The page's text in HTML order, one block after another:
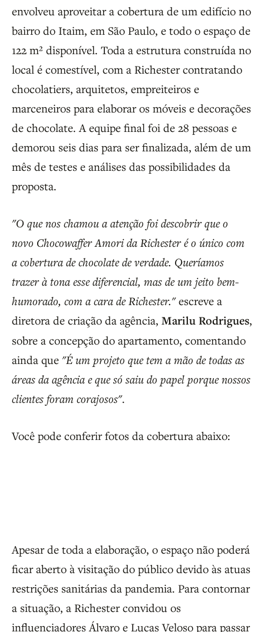
envolveu aproveitar a cobertura de um edifício no
bairro do Itaim, em São Paulo, e todo o espaço de
122 m² disponível. Toda a estrutura construída no
local é comestível, com a Richester contratando
chocolatiers, arquitetos, empreiteiros e
marceneiros para elaborar os móveis e decorações
de chocolate. A equipe final foi de 28 pessoas e
demorou seis dias para ser finalizada, além de um
mês de testes e análises das possibilidades da
proposta.
"O que nos chamou a atenção foi descobrir que o
novo Chocowaffer Amori da Richester é o único com
a cobertura de chocolate de verdade. Queríamos
trazer à tona esse diferencial, mas de um jeito bem-
humorado, com a cara de Richester."escreve a
diretora de criação da agência, Marilu Rodrigues,
sobre a concepção do apartamento, comentando
ainda que "É um projeto que tem a mão de todas as
áreas da agência e que só saiu do papel porque nossos
clientes foram corajosos".
Você pode conferir fotos da cobertura abaixo:
Apesar de toda a elaboração, o espaço não poderá
ficar aberto à visitação do público devido às atuas
restrições sanitárias da pandemia. Para contornar
a situação, a Richester convidou os
influenciadores Álvaro e Lucas Veloso para passar